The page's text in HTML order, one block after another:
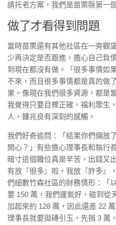
請托老方案，我們是苗栗縣第一
做了才看得到問題
當時苗栗還有其他社區在一旁觀
少再決定是否跟進，擔心自己負
到現在都沒有做。「很多事情如
不來，而且很多事情都是真的做
果。像現在我們很多資源，都是
我覺得只要目標正確，福利眾生
人，鍾兆良有深刻的感觸。
我們好奇追問：「結果你們倆放
開心？」有些擔心理事長和執行
暗寸這個職位真是辛苦，出錢又
有放『很多』啦，我放『許多』
們細數竹森社區的財務情形：「
要 150 萬，我們運氣好，碰到從
加起來約 128 萬，因此還差 22
理事長就要拋磚引玉，先捐 3 萬